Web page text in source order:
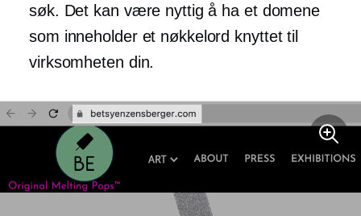
søk. Det kan være nyttig å ha et domene
som inneholder et nøkkelord knyttet til
virksomheten din.